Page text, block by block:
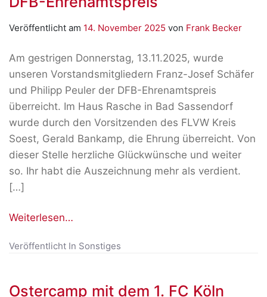
Veröffentlicht am 14. November 2025 von Frank Becker
Am gestrigen Donnerstag, 13.11.2025, wurde
unseren Vorstandsmitgliedern Franz-Josef Schäfer
und Philipp Peuler der DFB-Ehrenamtspreis
überreicht. Im Haus Rasche in Bad Sassendorf
wurde durch den Vorsitzenden des FLVW Kreis
Soest, Gerald Bankamp, die Ehrung überreicht. Von
dieser Stelle herzliche Glückwünsche und weiter
so. Ihr habt die Auszeichnung mehr als verdient.
[…]
Weiterlesen…
Veröffentlicht In Sonstiges
Ostercamp mit dem 1. FC Köln